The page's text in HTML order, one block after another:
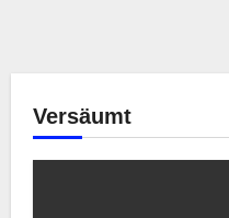
Versäumt